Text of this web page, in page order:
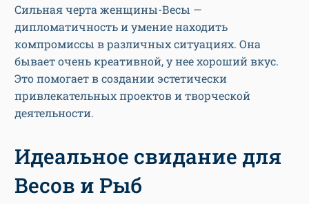
Сильная черта женщины-Весы —
дипломатичность и умение находить
компромиссы в различных ситуациях. Она
бывает очень креативной, у нее хороший вкус.
Это помогает в создании эстетически
привлекательных проектов и творческой
деятельности.
Идеальное свидание для
Весов и Рыб